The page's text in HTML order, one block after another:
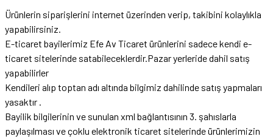
Ürünlerin siparişlerini internet üzerinden verip, takibini kolaylıkla
yapabilirsiniz.
E-ticaret bayilerimiz Efe Av Ticaret ürünlerini sadece kendi e-
ticaret sitelerinde satabileceklerdir.Pazar yerleride dahil satış
yapabilirler
Kendileri alıp toptan adı altında bilgimiz dahilinde satış yapmaları
yasaktır .
Bayilik bilgilerinin ve sunulan xml bağlantısının 3. şahıslarla
paylaşılması ve çoklu elektronik ticaret sitelerinde ürünlerimizin